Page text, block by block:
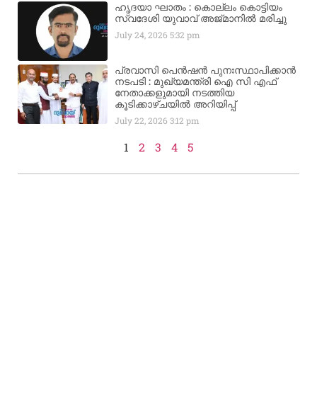
ഹൃദയാ ഘാതം : കൊല്ലം കൊട്ടിയം
സ്വദേശി യുവാവ് അജ്മാനിൽ മരിച്ചു
July 24, 20265:32 pm
പ്രവാസി പെൻഷൻ പുനഃസ്ഥാപിക്കാൻ
നടപടി : മുഖ്യമന്ത്രി ഐ സി എഫ്
നേതാക്കളുമായി നടത്തിയ
കൂടിക്കാഴ്ചയിൽ അറിയിപ്പ്
July 22, 20263:12 pm
1 2 3 4 5